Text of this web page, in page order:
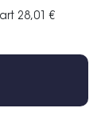
28,01 €